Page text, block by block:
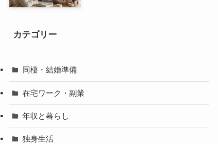
カテゴリー
同棲・結婚準備
在宅ワーク・副業
年収と暮らし
独身生活